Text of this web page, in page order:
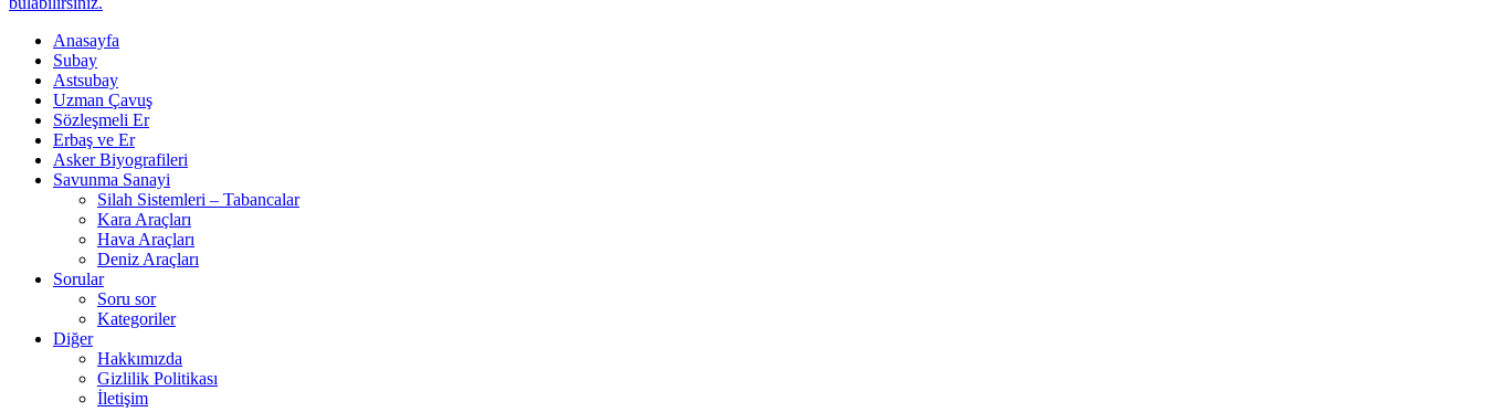
Anasayfa
Subay
Astsubay
Uzman Çavuş
Sözleşmeli Er
Erbaş ve Er
Asker Biyografileri
Savunma Sanayi
Silah Sistemleri – Tabancalar
Kara Araçları
Hava Araçları
Deniz Araçları
Sorular
Soru sor
Kategoriler
Diğer
Hakkımızda
Gizlilik Politikası
İletişim